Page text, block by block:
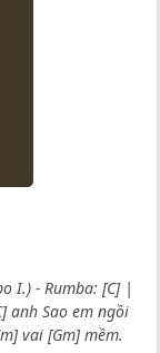
I.) - Rumba: [C] |
anh Sao em ngồi
vai [Gm] mềm.